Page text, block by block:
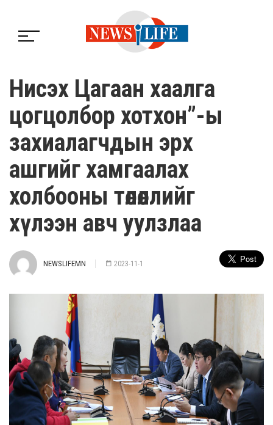
Нисэх Цагаан хаалга
цогцолбор хотхон”-ы
захиалагчдын эрх
ашгийг хамгаалах
холбооны төлөөллийг
хүлээн авч уулзлаа
NEWSLIFEMN 2023-11-1